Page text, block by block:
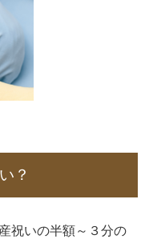
？
祝いの半額～３分の